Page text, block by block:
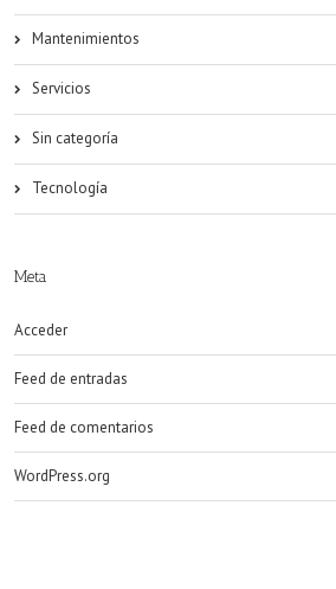
Mantenimientos
Servicios
Sin categoría
Tecnología
Meta
Acceder
Feed de entradas
Feed de comentarios
WordPress.org